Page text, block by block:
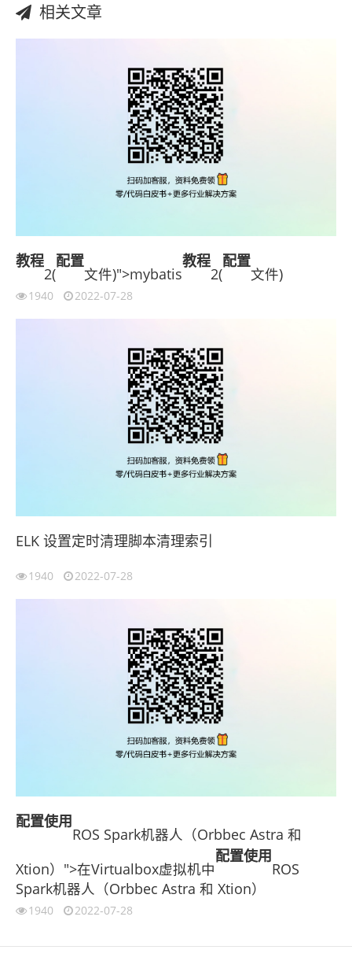
相关文章
教程
2(
配置
文件)">mybatis
教程
2(
配置
文件)
1940 2022-07-28
ELK 设置定时清理脚本清理索引
1940 2022-07-28
配置使用
ROS Spark机器人（Orbbec Astra 和
Xtion）">在Virtualbox虚拟机中
配置使用
ROS
Spark机器人（Orbbec Astra 和 Xtion）
1940 2022-07-28